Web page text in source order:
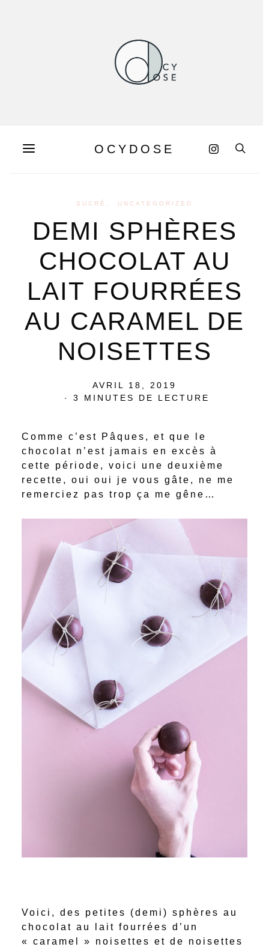
OCYDOSE
SUCRÉ UNCATEGORIZED
DEMI SPHÈRES
CHOCOLAT AU
LAIT FOURRÉES
AU CARAMEL DE
NOISETTES
POSTED
ON
AVRIL 18, 2019
3 MINUTES DE LECTURE
Comme c’est Pâques, et que le
chocolat n’est jamais en excès à
cette période, voici une deuxième
recette, oui oui je vous gâte, ne me
remerciez pas trop ça me gêne…
Voici, des petites (demi) sphères au
chocolat au lait fourrées d’un
« caramel » noisettes et de noisettes